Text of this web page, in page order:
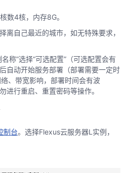
核数4核，内存8G。
离自己最近的城市，如无特殊要求，
称”选择“可选配置”（可选配置会有
自动开始服务部署（部署需要一定时
、带宽影响，部署时间会有波
进行重启、重置密码等操作。
制台。选择Flexus云服务器L 实例，